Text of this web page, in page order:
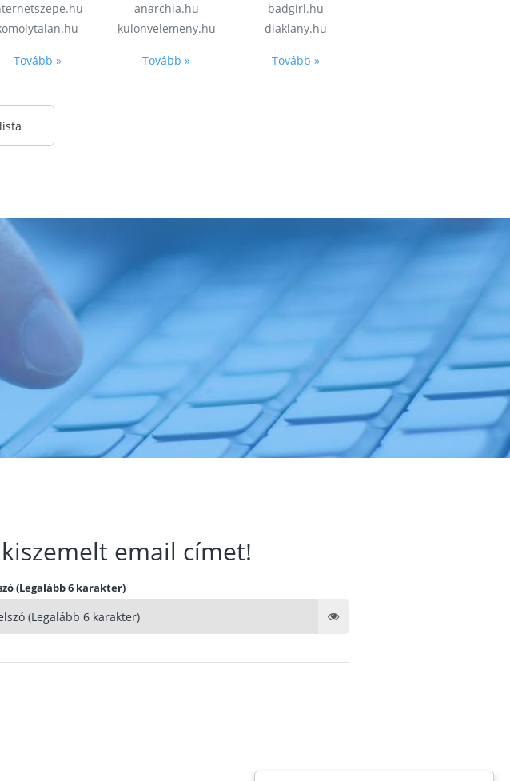
Tovább »
anarchia.hu
kulonvelemeny.hu
Tovább »
badgirl.hu
diaklany.hu
Tovább »
email címet!
(Legalább 6 karakter)